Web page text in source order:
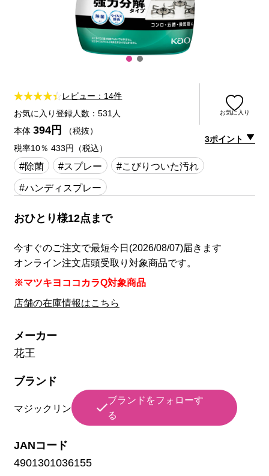
レビュー：14件
お気に入り登録人数：531人
お気に入り
本体 394円
（税抜）
税率10％ 433円（税込）
3ポイント
#除菌 #スプレー
#こびりついた汚れ
#ハンディスプレー
おひとり様12点まで
今すぐのご注文で最短今日(2026/08/07)届きます
オンライン注文店頭受取り対象商品です。
※マツキヨココカラQ対象商品
店舗の在庫情報はこちら
メーカー
花王
ブランド
マジックリン
ブランドをフォローす
る
JANコード
4901301036155